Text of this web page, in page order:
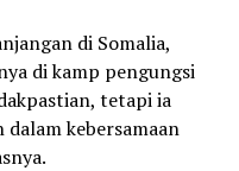
di Somalia,
di kamp pengungsi
tetapi ia
kebersamaan